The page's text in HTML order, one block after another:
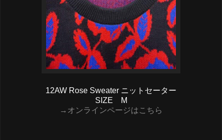
12AW Rose Sweater ニットセーター
SIZE M
→オンラインページはこちら